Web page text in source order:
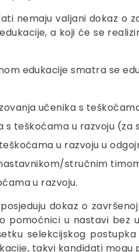
nemaju valjani dokaz o
a koji će se
edukacije smatra se
učenika s
s teškoćama u razvoju (za
u razvoju u
stručnim
u razvoju.
dokaz o
pomoćnici u nastavi bez
selekcijskog
takvi kandidati